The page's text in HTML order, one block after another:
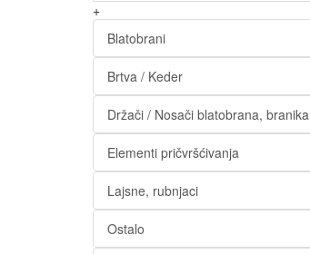
+
Blatobrani
Brtva / Keder
Držači / Nosači blatobrana, branika
Elementi pričvršćivanja
Lajsne, rubnjaci
Ostalo